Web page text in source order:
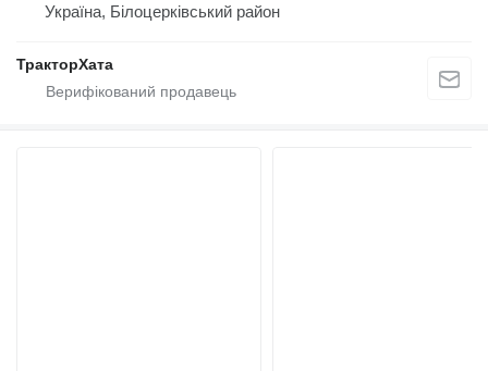
Україна, Білоцерківський район
ТракторХата